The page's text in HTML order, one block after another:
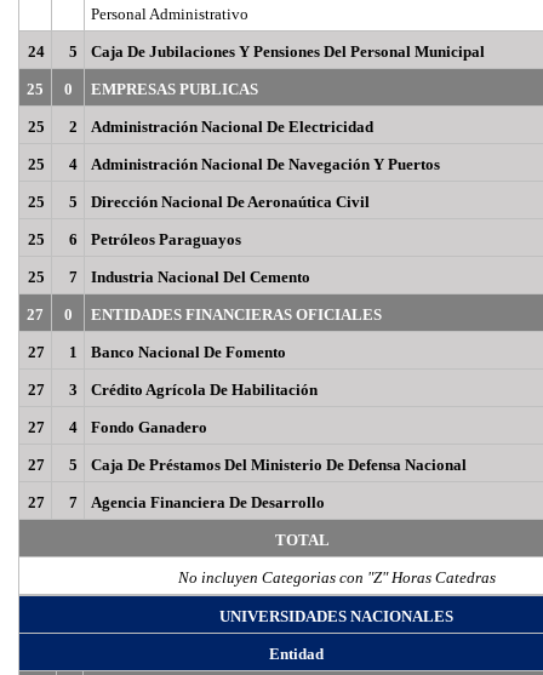
Personal Administrativo
24 5 Caja De Jubilaciones Y Pensiones Del Personal Municipal
25 0 EMPRESAS PUBLICAS
25 2 Administración Nacional De Electricidad
25 4 Administración Nacional De Navegación Y Puertos
25 5 Dirección Nacional De Aeronaútica Civil
25 6 Petróleos Paraguayos
25 7 Industria Nacional Del Cemento
27 0 ENTIDADES FINANCIERAS OFICIALES
27 1 Banco Nacional De Fomento
27 3 Crédito Agrícola De Habilitación
27 4 Fondo Ganadero
27 5 Caja De Préstamos Del Ministerio De Defensa Nacional
27 7 Agencia Financiera De Desarrollo
TOTAL
No incluyen Categorias con "Z" Horas Catedras
UNIVERSIDADES NACIONALES
Entidad